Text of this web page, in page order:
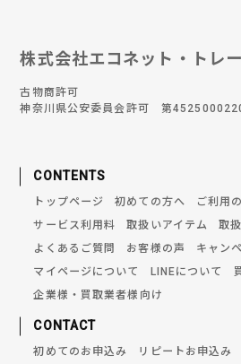
株式会社エコネット・トレ
古物商許可
神奈川県公安委員会許可 第
CONTENTS
トップページ 初めての方へ ご利用
サービス利用料
取扱いアイテム
取
よくあるご質問
お客様の声
キャン
マイページについて
LINEについて
企業様・買取業者様向け
CONTACT
初めてのお申込み リピートお申込み